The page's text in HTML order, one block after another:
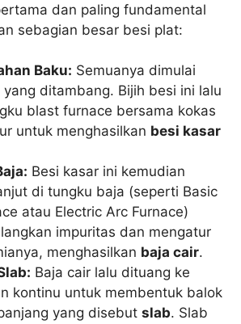
dan paling fundamental
sebagian besar besi plat:
Baku: Semuanya dimulai
ditambang. Bijih besi ini lalu
blast furnace bersama kokas
untuk menghasilkan besi kasar
Besi kasar ini kemudian
di tungku baja (seperti Basic
atau Electric Arc Furnace)
impuritas dan mengatur
menghasilkan baja cair.
Baja cair lalu dituang ke
kontinu untuk membentuk balok
yang disebutslab. Slab